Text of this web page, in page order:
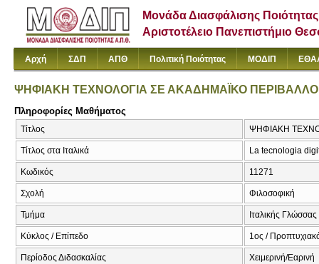
Μονάδα Διασφάλισης Ποιότητας
Αριστοτέλειο Πανεπιστήμιο
Αρχή ΣΔΠ ΑΠΘ Πολιτική Ποιότητας ΜΟΔΙΠ
ΨΗΦΙΑΚΗ ΤΕΧΝΟΛΟΓΙΑ ΣΕ ΑΚΑΔΗΜΑΪΚΟ
Πληροφορίες Μαθήματος
Τίτλος ΨΗΦΙΑΚΗ
Τίτλος στα Ιταλικά La tecnologia
Κωδικός 11271
Σχολή Φιλοσοφική
Τμήμα Ιταλικής
Κύκλος / Επίπεδο 1ος /
Περίοδος Διδασκαλίας Χειμερινή/Εαρινή